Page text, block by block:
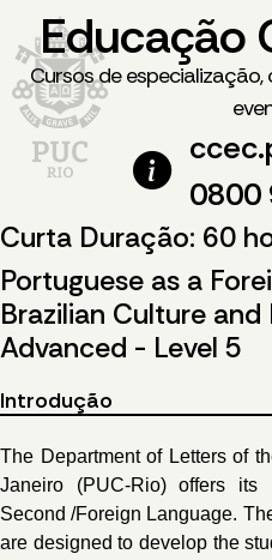
Educação
Cursos de
0800
Curta Duração: 60
Portuguese as a
Brazilian Culture and
Advanced - Level 5
Introdução
The Department of Letters of
Janeiro (PUC-Rio) offers
Second /Foreign Language.
are designed to develop the